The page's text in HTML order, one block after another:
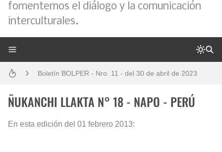
fomentemos el diálogo y la comunicación
interculturales.
Análisis: Metodología de transversalización enfoque intercultural
Boletín BOLPER - Nro. 11 - del 30 de abril de 2023
Boletín BOLPER - Nro. 10 - del 31 de marzo de 2023
ÑUKANCHI LLAKTA N° 18 - NAPO - PERÚ
En esta edición del 01 febrero 2013: